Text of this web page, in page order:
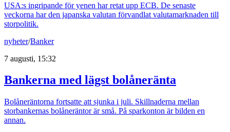
USA:s ingripande för yenen har retat upp ECB. De senaste
veckorna har den japanska valutan förvandlat valutamarknaden till
storpolitik.
nyheter/Banker
7 augusti, 15:32
Bankerna med lägst bolåneränta
Bolåneräntorna fortsatte att sjunka i juli. Skillnaderna mellan
storbankernas bolåneräntor är små. På sparkonton är bilden en
annan.